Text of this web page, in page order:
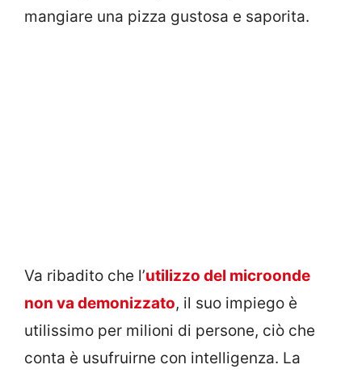
mangiare una pizza gustosa e saporita.
Va ribadito che l’utilizzo del microonde
non va demonizzato, il suo impiego è
utilissimo per milioni di persone, ciò che
conta è usufruirne con intelligenza. La